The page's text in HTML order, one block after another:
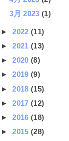
3月 2023(1)
►2022(11)
►2021(13)
►2020(8)
►2019(9)
►2018(15)
►2017(12)
►2016(18)
►2015(28)